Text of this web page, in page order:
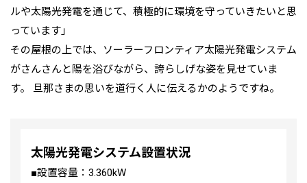
ルや太陽光発電を通じて、積極的に環境を守っていきたいと思
っています」
その屋根の上では、ソーラーフロンティア太陽光発電システム
がさんさんと陽を浴びながら、誇らしげな姿を見せていま
す。 旦那さまの思いを道行く人に伝えるかのようですね。
太陽光発電システム設置状況
■設置容量：3.360kW